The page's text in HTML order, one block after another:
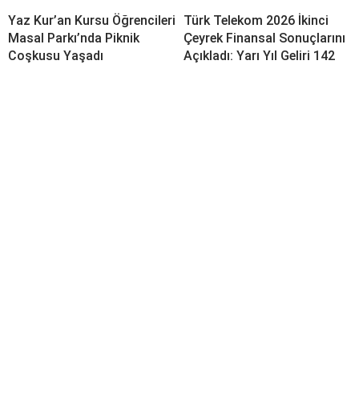
Yaz Kur’an Kursu Öğrencileri
Masal Parkı’nda Piknik
Coşkusu Yaşadı
Türk Telekom 2026 İkinci
Çeyrek Finansal Sonuçlarını
Açıkladı: Yarı Yıl Geliri 142